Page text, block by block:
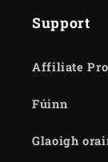
Support
Affiliate
Fúinn
Glaoigh